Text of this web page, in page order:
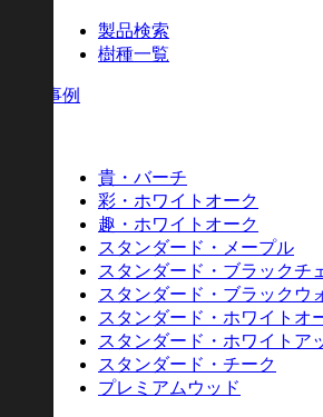
製品検索
樹種一覧
施工事例
貴・バーチ
彩・ホワイトオーク
趣・ホワイトオーク
スタンダード・メープル
スタンダード・ブラックチ
スタンダード・ブラックウ
スタンダード・ホワイトオ
スタンダード・ホワイトア
スタンダード・チーク
プレミアムウッド